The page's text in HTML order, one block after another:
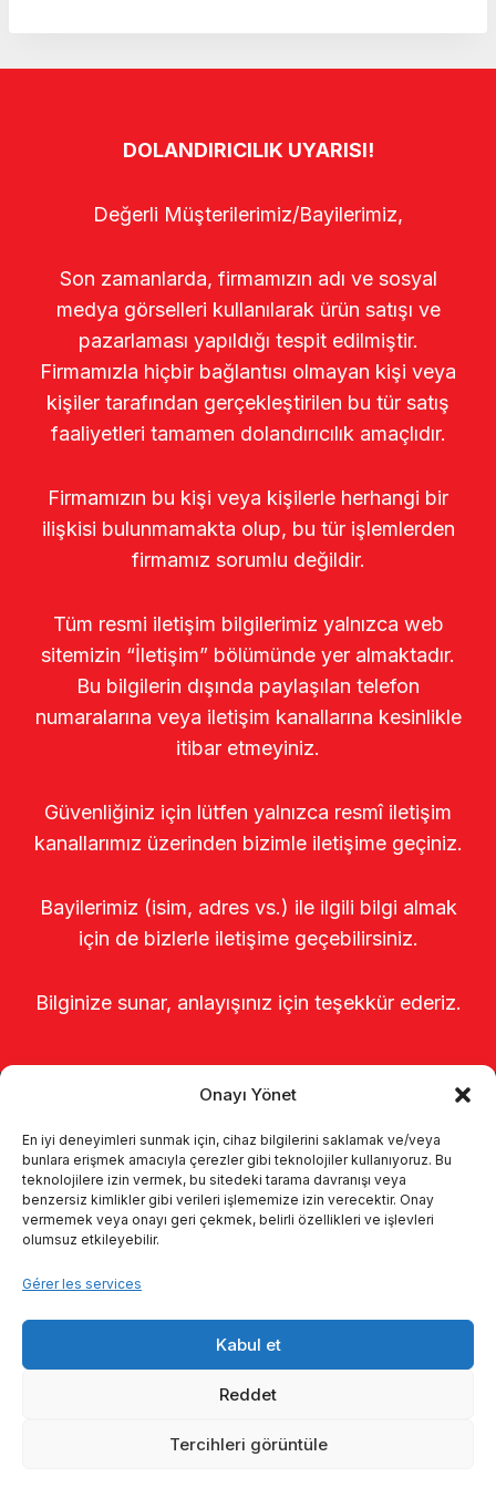
Onayı Yönet
En iyi deneyimleri sunmak için, cihaz bilgilerini saklamak ve/veya
bunlara erişmek amacıyla çerezler gibi teknolojiler kullanıyoruz. Bu
teknolojilere izin vermek, bu sitedeki tarama davranışı veya
benzersiz kimlikler gibi verileri işlememize izin verecektir. Onay
vermemek veya onayı geri çekmek, belirli özellikleri ve işlevleri
olumsuz etkileyebilir.
Gérer les services
Kabul et
Reddet
Tercihleri görüntüle
DOLANDIRICILIK UYARISI!
Değerli Müşterilerimiz/Bayilerimiz,
Son zamanlarda, firmamızın adı ve sosyal
medya görselleri kullanılarak ürün satışı ve
pazarlaması yapıldığı tespit edilmiştir.
Firmamızla hiçbir bağlantısı olmayan kişi veya
kişiler tarafından gerçekleştirilen bu tür satış
faaliyetleri tamamen dolandırıcılık amaçlıdır.
Firmamızın bu kişi veya kişilerle herhangi bir
ilişkisi bulunmamakta olup, bu tür işlemlerden
firmamız sorumlu değildir.
Tüm resmi iletişim bilgilerimiz yalnızca web
sitemizin “İletişim” bölümünde yer almaktadır.
Bu bilgilerin dışında paylaşılan telefon
numaralarına veya iletişim kanallarına kesinlikle
itibar etmeyiniz.
Güvenliğiniz için lütfen yalnızca resmî iletişim
kanallarımız üzerinden bizimle iletişime geçiniz.
Bayilerimiz (isim, adres vs.) ile ilgili bilgi almak
için de bizlerle iletişime geçebilirsiniz.
Bilginize sunar, anlayışınız için teşekkür ederiz.
Page d’accueil
À propos de nous
Kalite politikamız
Communication
© 2026 Enka Tarım